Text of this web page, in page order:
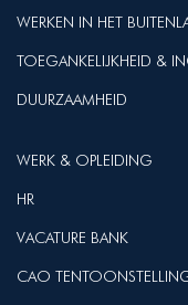
WERKEN IN HET
TOEGANKELIJKHEID &
DUURZAAMHEID
WERK & OPLEIDING
HR
VACATURE BANK
CAO